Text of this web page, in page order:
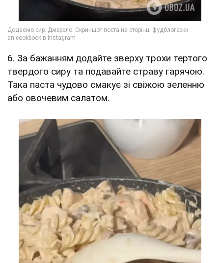
6. За бажанням додайте зверху трохи тертого
твердого сиру та подавайте страву гарячою.
Така паста чудово смакує зі свіжою зеленню
або овочевим салатом.